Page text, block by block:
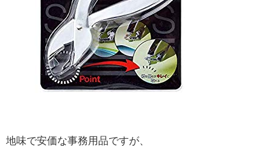
地味で安価な事務用品ですが、